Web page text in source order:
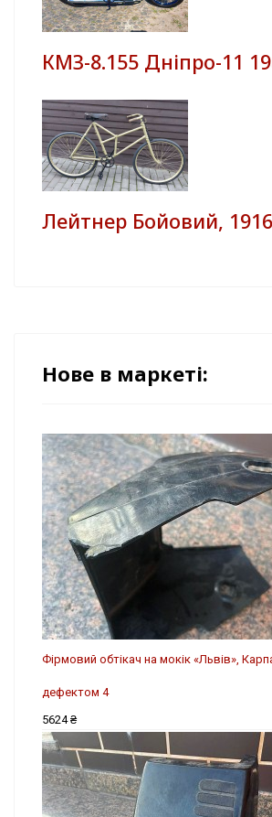
КМЗ-8.155 Дніпро-11
Лейтнер Бойовий, 1916
Нове в маркеті:
Фірмовий обтікач на мокік «Львів»,
дефектом 4
5624 ₴